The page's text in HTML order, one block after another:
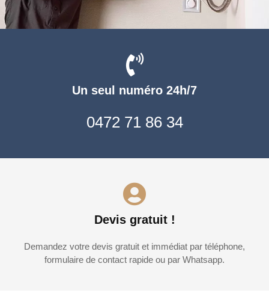
Un seul numéro 24h/7
0472 71 86 34
Devis gratuit !
Demandez votre devis gratuit et immédiat par téléphone,
formulaire de contact rapide ou par Whatsapp.